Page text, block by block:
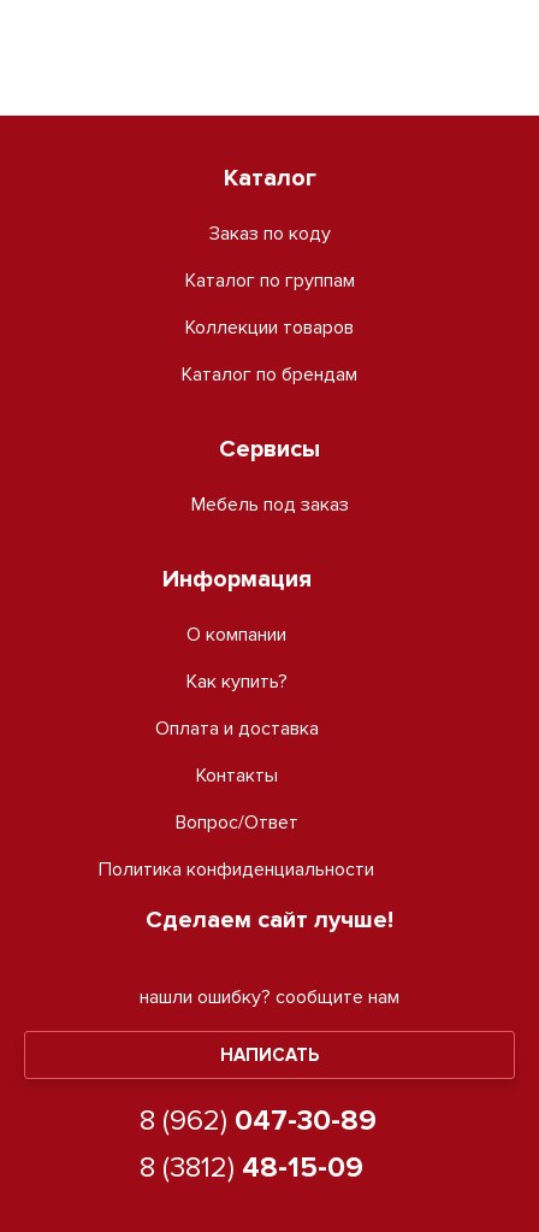
Каталог
Заказ по коду
Каталог по группам
Коллекции товаров
Каталог по брендам
Сервисы
Мебель под заказ
Информация
О компании
Как купить?
Оплата и доставка
Контакты
Вопрос/Ответ
Политика конфиденциальности
Сделаем сайт лучше!
нашли ошибку? сообщите нам
НАПИСАТЬ
8 (962) 047-30-89
8 (3812) 48-15-09